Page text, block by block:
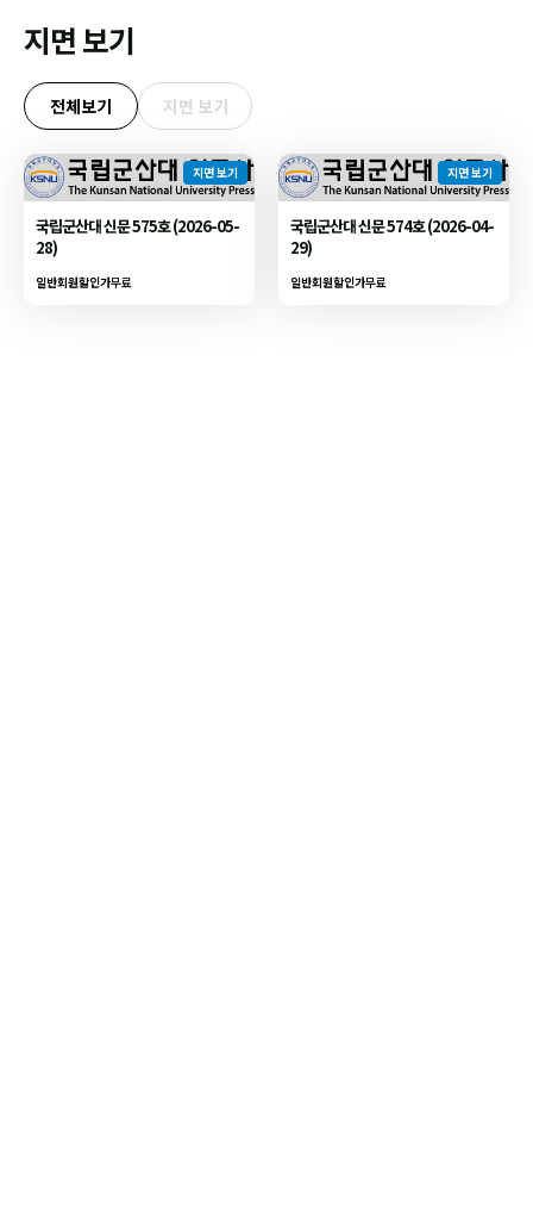
지면 보기
전체보기 지면 보기
지면 보기
국립군산대 신문 575호 (2026-05-
28)
일반회원할인가무료
지면 보기
국립군산대 신문 574호 (2026-04-
29)
일반회원할인가무료